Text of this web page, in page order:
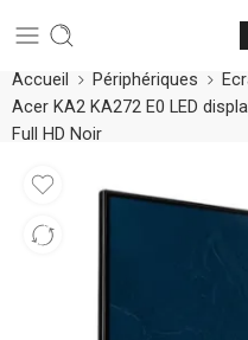
Accueil Périphériques
Acer KA2 KA272 E0 LED
Full HD Noir